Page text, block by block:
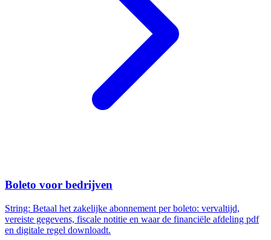
Boleto voor bedrijven
String: Betaal het zakelijke abonnement per boleto: vervaltijd,
vereiste gegevens, fiscale notitie en waar de financiële afdeling pdf
en digitale regel downloadt.